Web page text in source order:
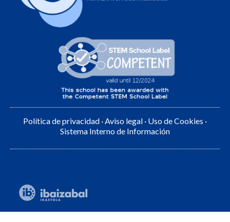
Política de privacidad ·Aviso legal · Uso de Cookies ·
Sistema Interno de Información